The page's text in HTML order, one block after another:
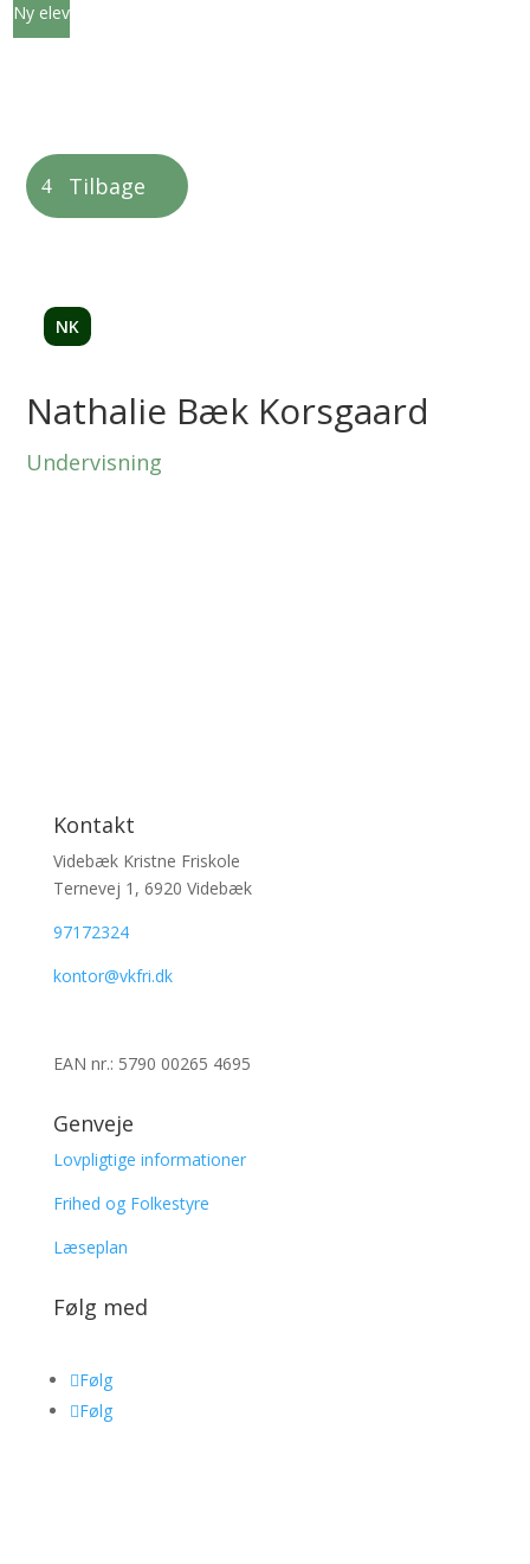
Ny elev
Tilbage
NK
Nathalie Bæk Korsgaard
Undervisning
Kontakt
Videbæk Kristne Friskole
Ternevej 1, 6920 Videbæk
97172324
kontor@vkfri.dk
EAN nr.: 5790 00265 4695
Genveje
Lovpligtige informationer
Frihed og Folkestyre
Læseplan
Følg med
Følg
Følg